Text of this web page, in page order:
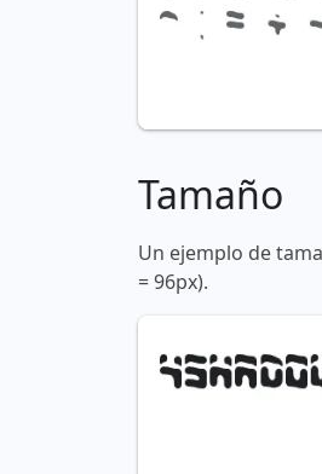
Tamaño
Un ejemplo de
= 96px).